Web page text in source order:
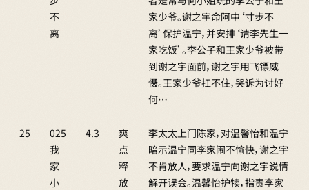
不
离
家少爷。谢之宇命阿中‘寸步不
离’保护温宁，并安排‘请李先生一
家吃饭’。李公子和王家少爷被带
到谢之宇面前，谢之宇用飞镖威
慑。王家少爷扛不住，哭诉为讨好
何…
25
025
我
家
小
4.3
爽
点
释
放
李太太上门陈家，对温馨怡和温宁
暗示温宁同李家闹不愉快，谢之宇
不肯放人，要求温宁向谢之宇说情
解开误会。温馨怡护犊，指责李家